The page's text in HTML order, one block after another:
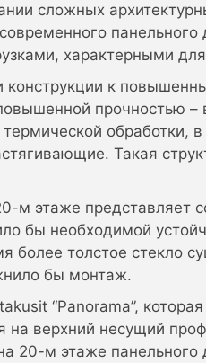
сложных
характерными
конструкции к
прочностью
обработки,
Такая
м этаже
бы необходимой
более толстое стекло
бы монтаж.
“Panorama”,
на верхний несущий
м этаже панельного